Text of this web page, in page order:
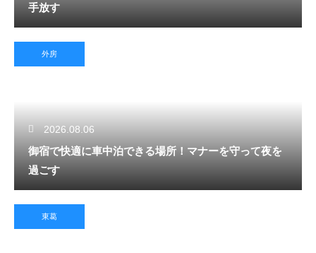
手放す
外房
2026.08.06
御宿で快適に車中泊できる場所！マナーを守って夜を
過ごす
東葛